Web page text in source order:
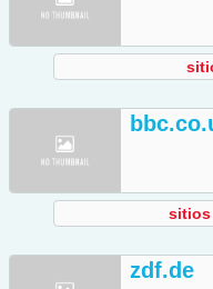
sitios
zdf.de